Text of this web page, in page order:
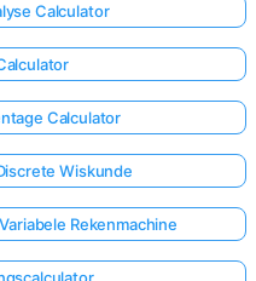
Calculator
Calculator
Wiskunde
Rekenmachine